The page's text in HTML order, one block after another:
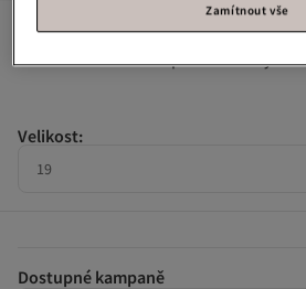
Kategorie: Děti Tenisky 7. nejčastěji hodnocené
Velikost:
19
Dostupné kampaně
Zamítnout vše